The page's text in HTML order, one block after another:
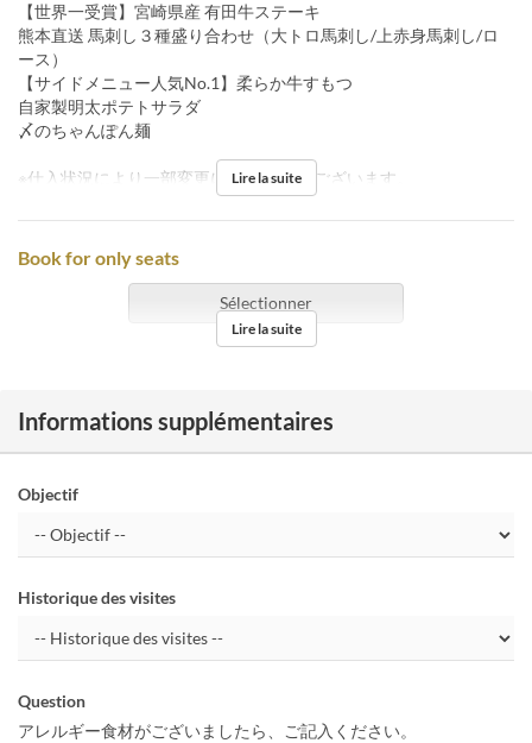
【世界一受賞】宮崎県産 有田牛ステーキ
熊本直送 馬刺し３種盛り合わせ（大トロ馬刺し/上赤身馬刺し/ロ
ース）
【サイドメニュー人気No.1】柔らか牛すもつ
自家製明太ポテトサラダ
〆のちゃんぽん麺
※仕入状況により一部変更になる 場合がございます。
Lire la suite
Book for only seats
Sélectionner
Lire la suite
Informations supplémentaires
Objectif
Historique des visites
Question
アレルギー食材がございましたら、ご記入ください。